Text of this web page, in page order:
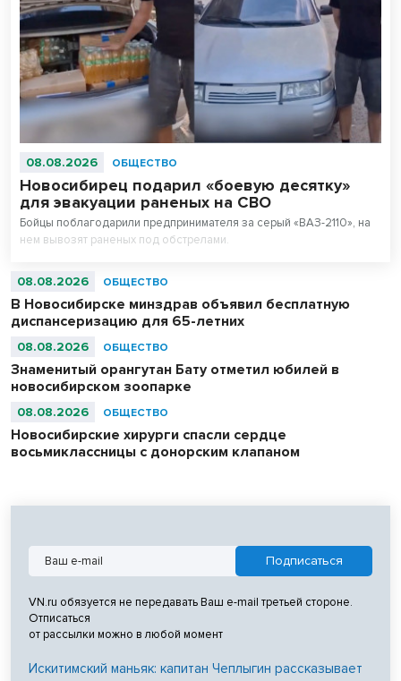
08.08.2026 ОБЩЕСТВО
Новосибирец подарил «боевую десятку»
для эвакуации раненых на СВО
Бойцы поблагодарили предпринимателя за серый «ВАЗ-2110», на
нем вывозят раненых под обстрелами.
08.08.2026 ОБЩЕСТВО
В Новосибирске минздрав объявил бесплатную
диспансеризацию для 65-летних
08.08.2026 ОБЩЕСТВО
Знаменитый орангутан Бату отметил юбилей в
новосибирском зоопарке
08.08.2026 ОБЩЕСТВО
Новосибирские хирурги спасли сердце
восьмиклассницы с донорским клапаном
VN.ru обязуется не передавать Ваш e-mail третьей стороне.
Отписаться
от рассылки можно в любой момент
Искитимский маньяк: капитан Чеплыгин рассказывает